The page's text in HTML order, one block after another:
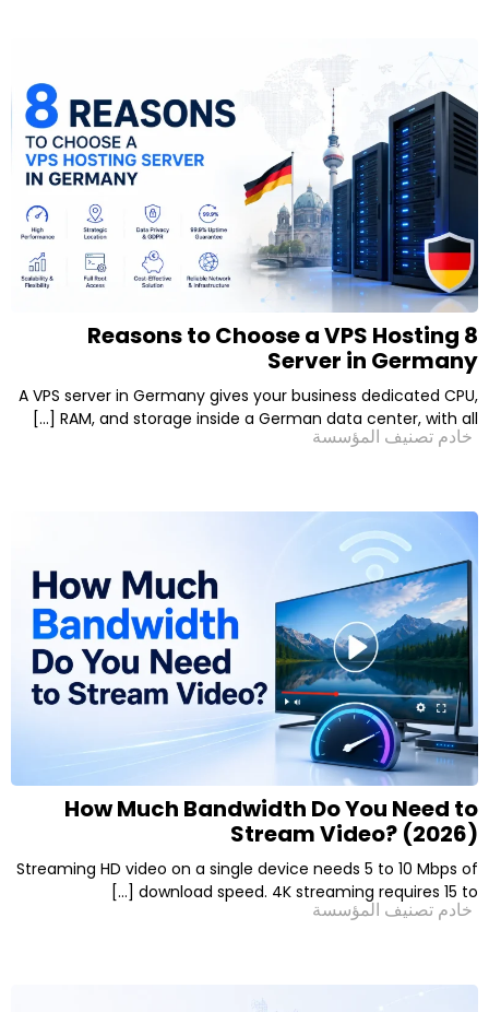
8 Reasons to Choose a
Server
A VPS server in Germany gives your business
RAM, and storage inside a German data
How Much Bandwidth Do
Stream
Streaming HD video on a single device needs
download speed. 4K streaming